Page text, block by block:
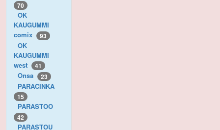
70
OK
KAUGUMMI
comix
93
OK
KAUGUMMI
west
41
Onsa 23
PARACINKA
15
PARASTOO
42
PARASTOU